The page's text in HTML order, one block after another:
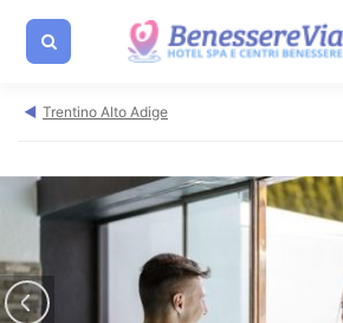
Trentino Alto Adige